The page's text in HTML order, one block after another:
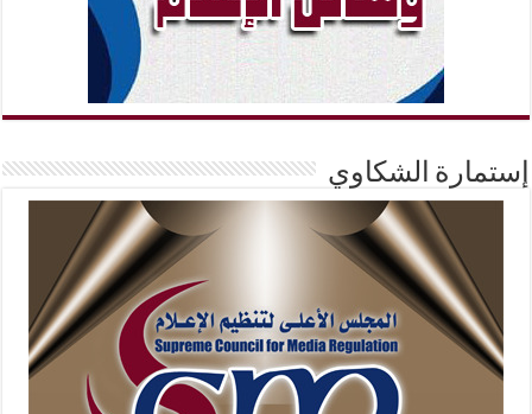
إستمارة الشكاوي